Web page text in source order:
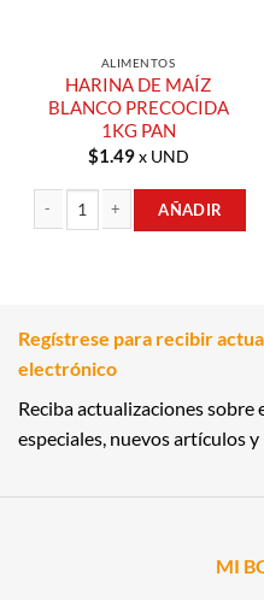
ALIMENTOS
HARINA DE MAÍZ
BLANCO PRECOCIDA
1KG PAN
$1.49x UND
AÑADIR
Regístrese para recibir
electrónico
Reciba actualizaciones
especiales, nuevos artículos y
MI